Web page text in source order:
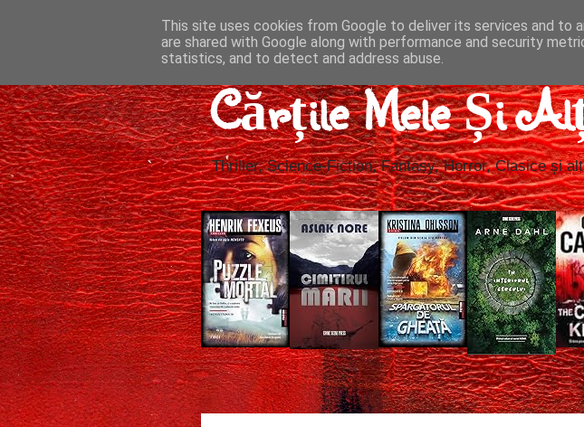
Cărțile Mele Și
Thriller, Science-Fiction, Fantasy, Horror, Clasice și
This site uses cookies from Google to deliver its services and to
are shared with Google along with performance and security
statistics, and to detect and address abuse.